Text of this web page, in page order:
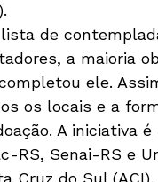
de
a maioria
ele.
os locais e a
A iniciativa
RS, Senai-RS e
Cruz do Sul